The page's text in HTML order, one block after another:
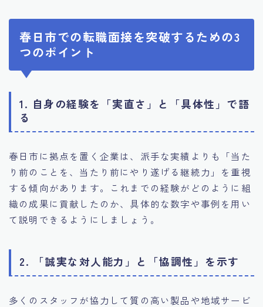
春日市での転職面接を突破するための3
つのポイント
1. 自身の経験を「実直さ」と「具体性」で語
る
春日市に拠点を置く企業は、派手な実績よりも「当た
り前のことを、当たり前にやり遂げる継続力」を重視
する傾向があります。これまでの経験がどのように組
織の成果に貢献したのか、具体的な数字や事例を用い
て説明できるようにしましょう。
2. 「誠実な対人能力」と「協調性」を示す
多くのスタッフが協力して質の高い製品や地域サービ